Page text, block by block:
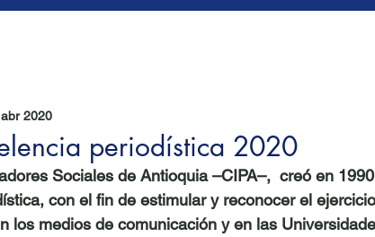
periodística 2020
2020
Sociales de Antioquia –CIPA–,  creó en
con el fin de estimular y reconocer el
los medios de comunicación y en las